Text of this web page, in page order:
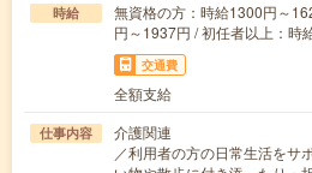
時給
無資格の方：時給1300円～
円～1937円 / 初任者以上：時
交通費
全額支給
仕事内容
介護関連
／利用者の方の日常生活を